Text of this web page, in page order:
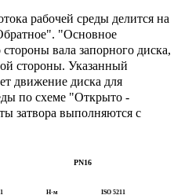
рабочей среды делится на
"Основное
вала запорного диска,
стороны. Указанный
движение диска для
по схеме "Открыто -
затвора выполняются с
PN16
Н·м ISO 5211